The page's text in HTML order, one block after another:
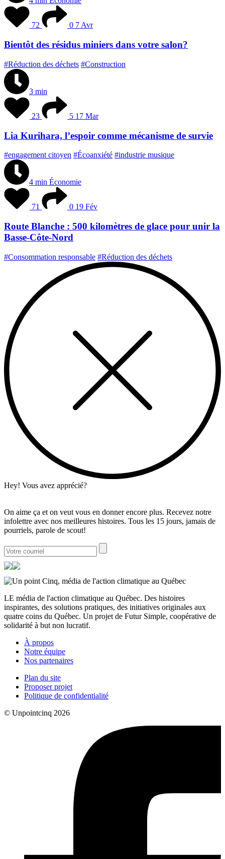
72 0 7 Avr
Bientôt des résidus miniers dans votre salon?
#Réduction des déchets #Construction
3 min
23 5 17 Mar
Lia Kurihara, l’espoir comme mécanisme de survie
#engagement citoyen #Écoanxiété #industrie musique
4 min Économie
71 0 19 Fév
Route Blanche : 500 kilomètres de glace pour unir la
Basse-Côte-Nord
#Consommation responsable #Réduction des déchets
Hey! Vous avez apprécié?
On aime ça et on veut vous en donner encore plus. Recevez notre
infolettre avec nos meilleures histoires. Tous les 15 jours, jamais de
pourriels, parole de scout!
LE média de l'action climatique au Québec. Des histoires
inspirantes, des solutions pratiques, des initiatives originales aux
quatre coins du Québec. Un projet de Futur Simple, coopérative de
solidarité à but non lucratif.
À propos
Notre équipe
Nos partenaires
Plan du site
Proposer projet
Politique de confidentialité
© Unpointcinq 2026